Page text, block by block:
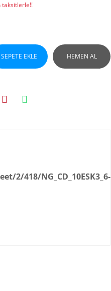
taksitlerle!!
SEPETE EKLE HEMEN AL
418/NG_CD_10ESK3_6-